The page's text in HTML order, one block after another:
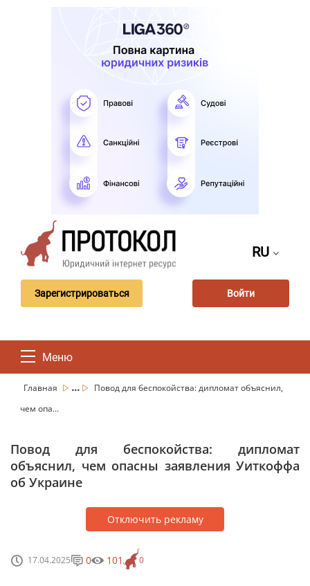
RU
Зарегистрироваться Войти
Меню
Главная ...
Повод для беспокойства: дипломат объяснил,
чем опа...
Повод для беспокойства: дипломат
объяснил, чем опасны заявления Уиткоффа
об Украине
Отключить рекламу
17.04.2025 0
0 101